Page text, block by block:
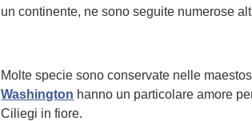
un continente, ne sono seguite numerose
Molte specie sono conservate nelle
Washington hanno un particolare amore
Ciliegi in fiore.